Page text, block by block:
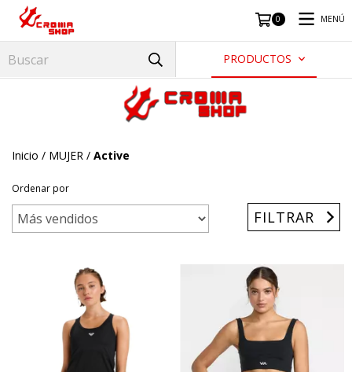
0 MENÚ
PRODUCTOS
Inicio / MUJER / Active
Ordenar por
FILTRAR